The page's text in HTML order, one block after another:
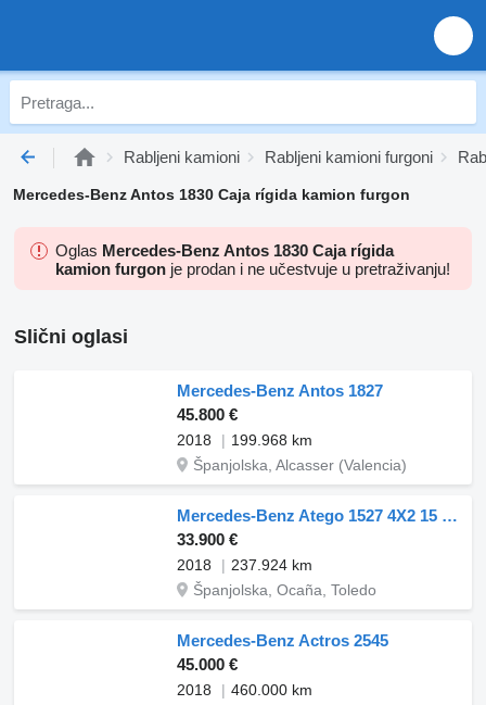
Rabljeni kamioni Rabljeni kamioni furgoni
Mercedes-Benz Antos 1830 Caja rígida kamion furgon
Oglas Mercedes-Benz Antos 1830 Caja rígida
kamion furgon je prodan i ne učestvuje u pretraživanju!
Slični oglasi
Mercedes-Benz Antos 1827
45.800 €
2018
199.968 km
Španjolska, Alcasser (Valencia)
Mercedes-Benz Atego 1527 4X2 15 tonner Automatic 2000kg Ladebordwand Automatic
33.900 €
2018
237.924 km
Španjolska, Ocaña, Toledo
Mercedes-Benz Actros 2545
45.000 €
2018
460.000 km